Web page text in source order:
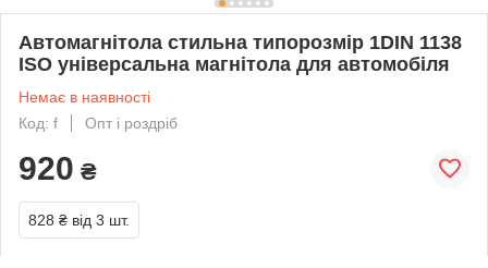
Автомагнітола стильна типорозмір 1DIN 1138
ISO універсальна магнітола для автомобіля
Немає в наявності
Код: f
Опт і роздріб
920 ₴
828 ₴ від 3 шт.